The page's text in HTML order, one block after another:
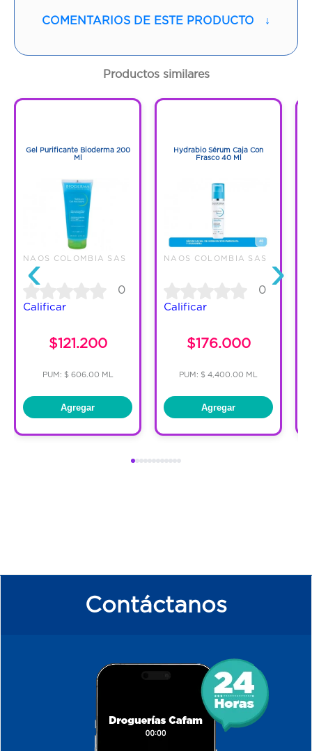
Cantidad:1 Tubo
COMENTARIOS DE ESTE PRODUCTO ↓
Productos similares
‹
Gel Purificante Bioderma 200
Ml
NAOS COLOMBIA SAS
0
Calificar
$121.200
PUM: $ 606.00 ML
Agregar
Hydrabio Sérum Caja Con
Frasco 40 Ml
NAOS COLOMBIA SAS
0
Calificar
$176.000
PUM: $ 4,400.00 ML
Agregar
›
Contáctanos